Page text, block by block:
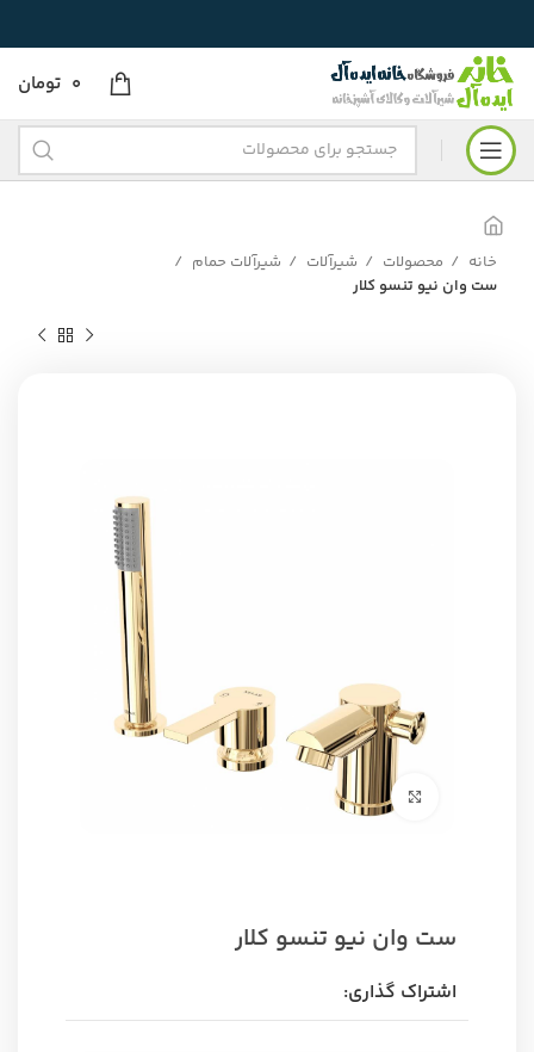
0 تومان
خانه محصولات شیرآلات
شیرآلات حمام
ست وان نیو تنسو کلار
برای بزرگنمایی کلیک کنید
ست وان نیو تنسو کلار
اشتراک گذاری: